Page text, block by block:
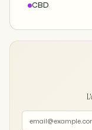
CBD